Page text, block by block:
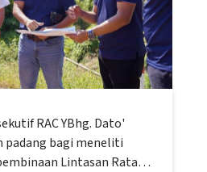
RAC YBhg. Dato'
padang bagi meneliti
Lintasan Rata…